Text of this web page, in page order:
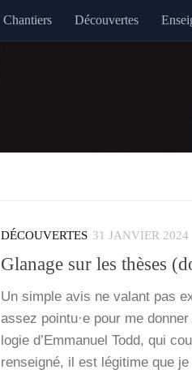
Chantiers Découvertes
DÉCOUVERTES 31 JANVIER 2024
Glanage sur les thèses
Un simple avis ne valant pas
assez pointu·e pour me
lo­­gie d’Emmanuel Todd, qui
ren­sei­gné, il est légi­time que